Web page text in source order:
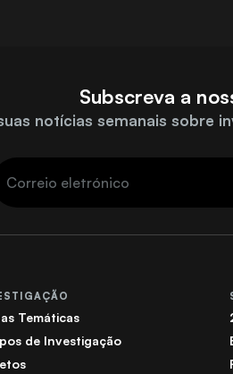
Subscreva a
notícias semanais sobre
Temáticas
de Investigação